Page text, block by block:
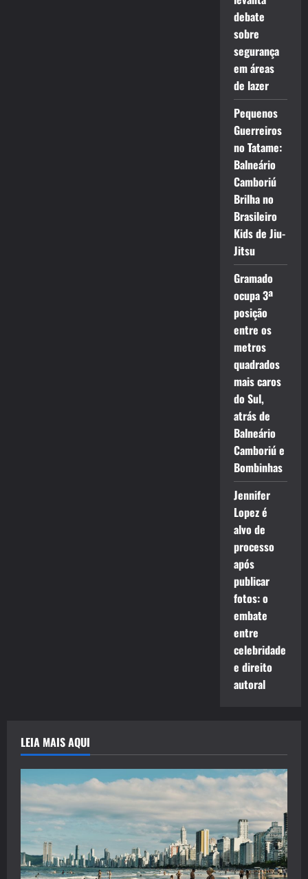
debate
sobre
segurança
em áreas
de lazer
Pequenos
Guerreiros
no Tatame:
Balneário
Camboriú
Brilha no
Brasileiro
Kids de Jiu-
Jitsu
Gramado
ocupa 3ª
posição
entre os
metros
quadrados
mais caros
do Sul,
atrás de
Balneário
Camboriú e
Bombinhas
Jennifer
Lopez é
alvo de
processo
após
publicar
fotos: o
embate
entre
celebridade
e direito
autoral
LEIA MAIS AQUI